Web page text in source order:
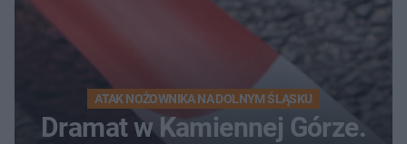
ATAK NOŻOWNIKA NA DOLNYM ŚLĄSKU
Dramat w Kamiennej Górze.